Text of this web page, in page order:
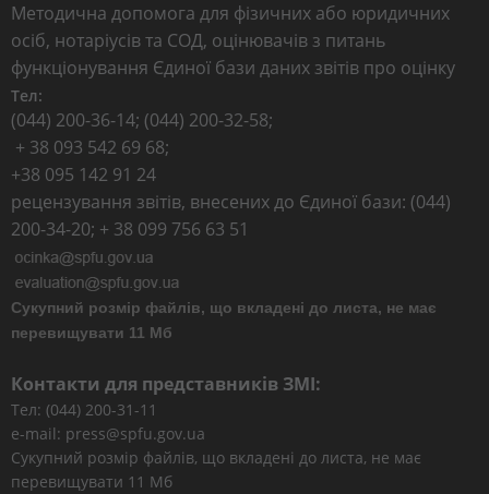
Методична допомога для фізичних або юридичних
осіб, нотаріусів та СОД, оцінювачів з питань
функціонування Єдиної бази даних звітів про оцінку
Тел:
(044) 200-36-14; (044) 200-32-58;
+ 38 093 542 69 68;
+38 095 142 91 24
рецензування звітів, внесених до Єдиної бази: (044)
200-34-20; + 38 099 756 63 51
Сукупний розмір файлів, що вкладені до листа, не має
перевищувати 11 Мб
Контакти для представників ЗМІ:
Тел: (044) 200-31-11
e-mail: press@spfu.gov.ua
Сукупний розмір файлів, що вкладені до листа, не має
перевищувати 11 Мб